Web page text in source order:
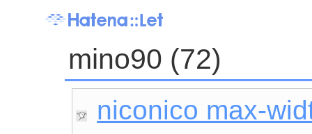
mino90 (72)
niconico max-